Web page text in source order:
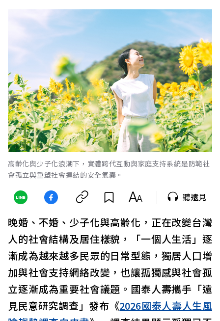
高齡化與少子化浪潮下，實體跨代互動與家庭支持系統是防範社
會孤立與重塑社會連結的安全氣囊。
聽遠見
晚婚、不婚、少子化與高齡化，正在改變台灣
人的社會結構及居住樣貌，「一個人生活」逐
漸成為越來越多民眾的日常型態，獨居人口增
加與社會支持網絡改變，也讓孤獨感與社會孤
立逐漸成為重要社會議題。國泰人壽攜手「遠
見民意研究調查」發布《2026國泰人壽人生風